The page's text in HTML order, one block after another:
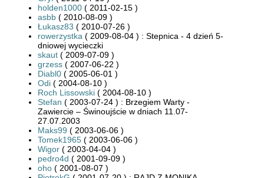
holden1000 ( 2011-02-15 )
asbb ( 2010-08-09 )
Łukasz83 ( 2010-07-26 )
rowerzystka ( 2009-08-04 ) : Stepnica - 4 dzień 5-
dniowej wycieczki
skaut ( 2009-07-09 )
grzess ( 2007-06-22 )
Diabl0 ( 2005-06-01 )
Odi ( 2004-08-10 )
Roch Lissowski ( 2004-08-10 )
Stefan ( 2003-07-24 ) : Brzegiem Warty -
Zawiercie – Świnoujście w dniach 11.07-
27.07.2003
Maks99 ( 2003-06-06 )
Tomek1965 ( 2003-06-06 )
Wigor ( 2003-04-04 )
pedro4d ( 2001-09-09 )
oho ( 2001-08-07 )